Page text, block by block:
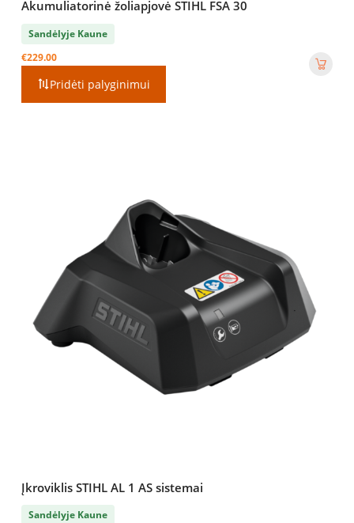
Akumuliatorinė žoliapjovė STIHL FSA 30
Sandėlyje Kaune
€229.00
Pridėti palyginimui
Įkroviklis STIHL AL 1 AS sistemai
Sandėlyje Kaune